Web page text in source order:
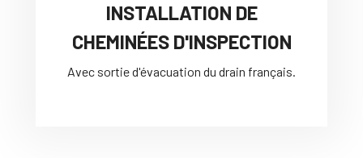
INSTALLATION DE
CHEMINÉES D'INSPECTION
Avec sortie d'évacuation du drain français.